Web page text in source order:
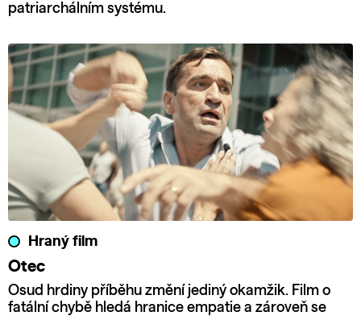
patriarchálním systému.
Hraný film
Otec
Osud hrdiny příběhu změní jediný okamžik. Film o
fatální chybě hledá hranice empatie a zároveň se